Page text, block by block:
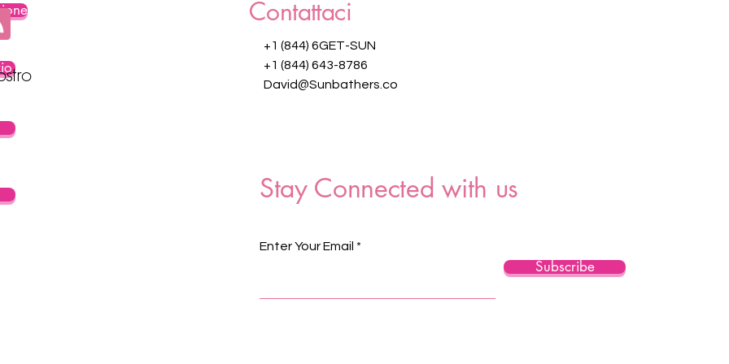
Contattaci
+1 (844) 6GET-SUN
+1 (844) 643-8786
David@Sunbathers.co
Stay Connected with us
Enter Your Email
Subscribe